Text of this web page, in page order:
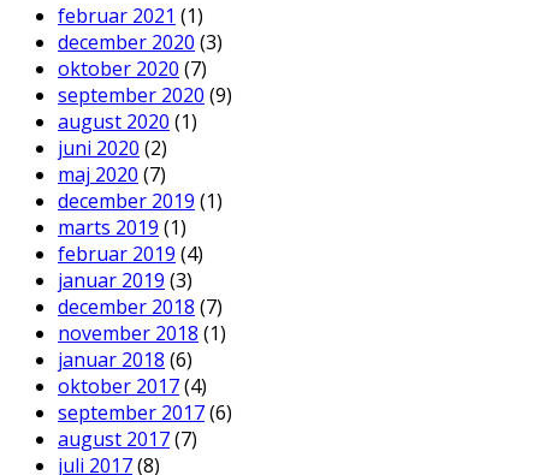
februar 2021 (1)
december 2020 (3)
oktober 2020 (7)
september 2020 (9)
august 2020 (1)
juni 2020 (2)
maj 2020 (7)
december 2019 (1)
marts 2019 (1)
februar 2019 (4)
januar 2019 (3)
december 2018 (7)
november 2018 (1)
januar 2018 (6)
oktober 2017(4)
september 2017(6)
august 2017(7)
juli 2017(8)